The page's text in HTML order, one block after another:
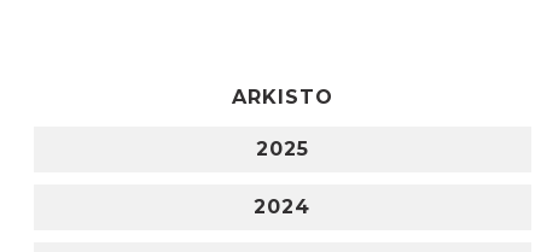
ARKISTO
2025
2024